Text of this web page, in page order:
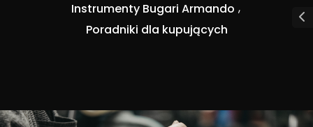
Instrumenty Bugari Armando
Poradniki dla kupujących